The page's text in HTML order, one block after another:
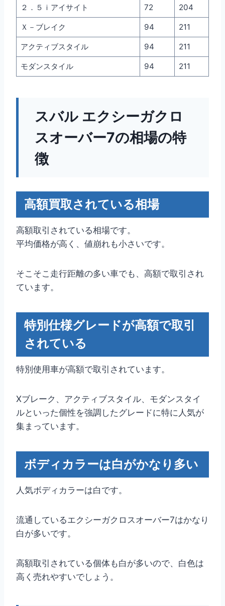
２．５ｉアイサイト 72 204
Ｘ－ブレイク 94 211
アクティブスタイル 94 211
モダンスタイル 94 211
スバル エクシーガクロ
スオーバー7の相場の特
徴
高額買取されている相場
高額取引されている相場です。
平均価格が高く、値崩れも小さいです。
そこそこ走行距離の多い車でも、高額で取引され
ています。
特別仕様グレードが高額で取引
されている
特別使用車が高額で取引されています。
Xブレーク、アクティブスタイル、モダンスタイ
ルといった個性を強調したグレードに特に人気が
集まっています。
ボディカラーは白がかなり多い
人気ボディカラーは白です。
流通しているエクシーガクロスオーバー7はかなり
白が多いです。
高額取引されている個体も白が多いので、白色は
高く売れやすいでしょう。